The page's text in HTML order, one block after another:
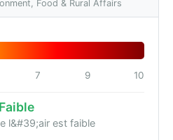
Food & Rural Affairs
7 9 10
Faible
l&#39;air est faible